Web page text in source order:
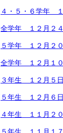
４・５・６学年
全学年 １２月２４
５学年 １２月２
全学年 １２月１
３年生 １２月５
５年生 １２月６
４年生 １１月２